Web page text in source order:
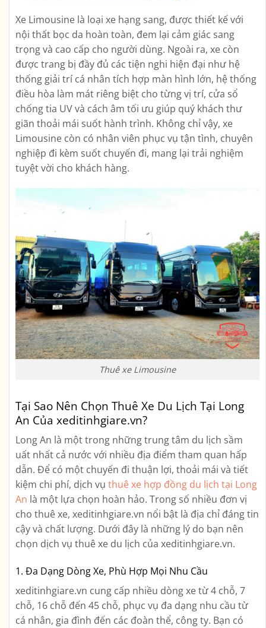
Xe Limousine là loại xe hạng sang, được thiết kế với
nội thất bọc da hoàn toàn, đem lại cảm giác sang
trọng và cao cấp cho người dùng. Ngoài ra, xe còn
được trang bị đầy đủ các tiện nghi hiện đại như hệ
thống giải trí cá nhân tích hợp màn hình lớn, hệ thống
điều hòa làm mát riêng biệt cho từng vị trí, cửa sổ
chống tia UV và cách âm tối ưu giúp quý khách thư
giãn thoải mái suốt hành trình. Không chỉ vậy, xe
Limousine còn có nhân viên phục vụ tận tình, chuyên
nghiệp đi kèm suốt chuyến đi, mang lại trải nghiệm
tuyệt vời cho khách hàng.
Thuê xe Limousine
Tại Sao Nên Chọn Thuê Xe Du Lịch Tại Long
An Của xeditinhgiare.vn?
Long An là một trong những trung tâm du lịch sầm
uất nhất cả nước với nhiều địa điểm tham quan hấp
dẫn. Để có một chuyến đi thuận lợi, thoải mái và tiết
kiệm chi phí, dịch vụ thuê xe hợp đồng du lịch tại Long
An là một lựa chọn hoàn hảo. Trong số nhiều đơn vị
cho thuê xe, xeditinhgiare.vn nổi bật là địa chỉ đáng tin
cậy và chất lượng. Dưới đây là những lý do bạn nên
chọn dịch vụ thuê xe du lịch của xeditinhgiare.vn.
1. Đa Dạng Dòng Xe, Phù Hợp Mọi Nhu Cầu
xeditinhgiare.vn cung cấp nhiều dòng xe từ 4 chỗ, 7
chỗ, 16 chỗ đến 45 chỗ, phục vụ đa dạng nhu cầu từ
cá nhân, gia đình đến các đoàn thể, công ty. Bạn có